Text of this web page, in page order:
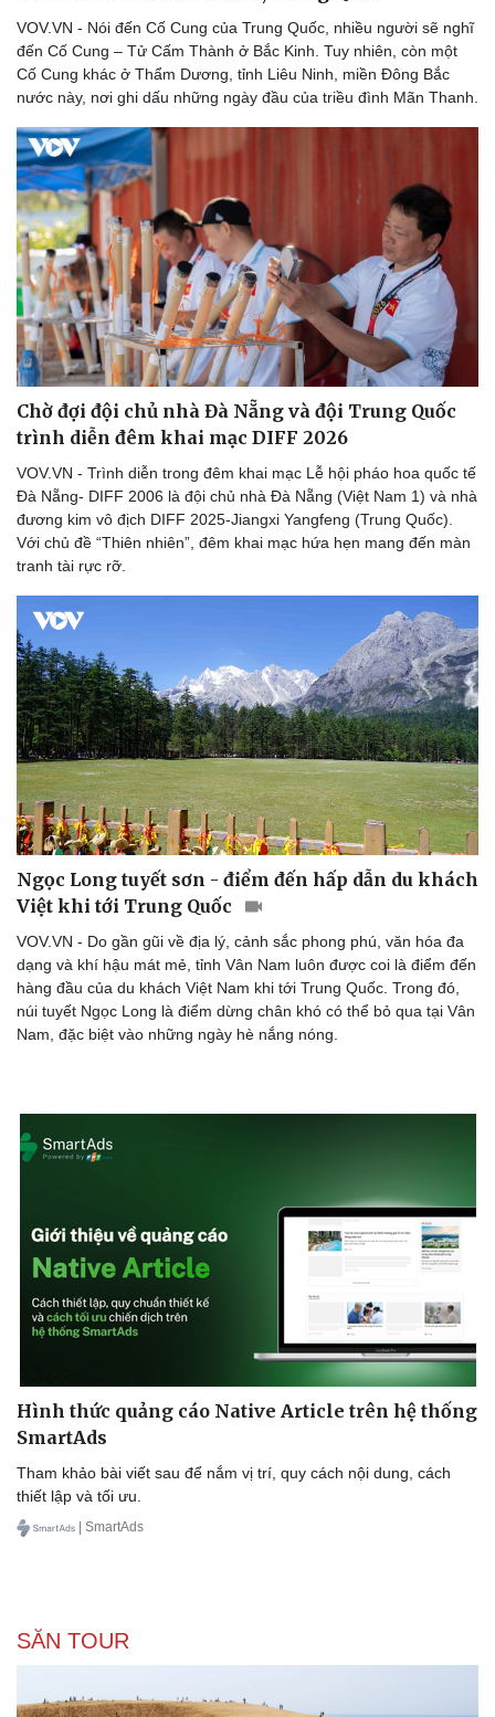
Sức khỏe
Dinh dưỡng - món ngon
Cây thuốc
Sản phụ khoa
Nhi khoa
Nam khoa
Làm đẹp - giảm cân
Phòng mạch online
Ăn sạch sống khỏe
Tình yêu - Gia đình
Giải trí
VOV.VN - Nói đến Cố Cung của Trung Quốc, nhiều người sẽ nghĩ
đến Cố Cung – Tử Cấm Thành ở Bắc Kinh. Tuy nhiên, còn một
Cố Cung khác ở Thẩm Dương, tỉnh Liêu Ninh, miền Đông Bắc
nước này, nơi ghi dấu những ngày đầu của triều đình Mãn Thanh.
Chờ đợi đội chủ nhà Đà Nẵng và đội Trung Quốc
trình diễn đêm khai mạc DIFF 2026
VOV.VN - Trình diễn trong đêm khai mạc Lễ hội pháo hoa quốc tế
Đà Nẵng- DIFF 2006 là đội chủ nhà Đà Nẵng (Việt Nam 1) và nhà
đương kim vô địch DIFF 2025-Jiangxi Yangfeng (Trung Quốc).
Với chủ đề “Thiên nhiên”, đêm khai mạc hứa hẹn mang đến màn
tranh tài rực rỡ.
Ngọc Long tuyết sơn - điểm đến hấp dẫn du khách
Việt khi tới Trung Quốc
VOV.VN - Do gần gũi về địa lý, cảnh sắc phong phú, văn hóa đa
dạng và khí hậu mát mẻ, tỉnh Vân Nam luôn được coi là điểm đến
hàng đầu của du khách Việt Nam khi tới Trung Quốc. Trong đó,
núi tuyết Ngọc Long là điểm dừng chân khó có thể bỏ qua tại Vân
Nam, đặc biệt vào những ngày hè nắng nóng.
Hình thức quảng cáo Native Article trên hệ thống
SmartAds
Tham khảo bài viết sau để nắm vị trí, quy cách nội dung, cách
thiết lập và tối ưu.
| SmartAds
SĂN TOUR